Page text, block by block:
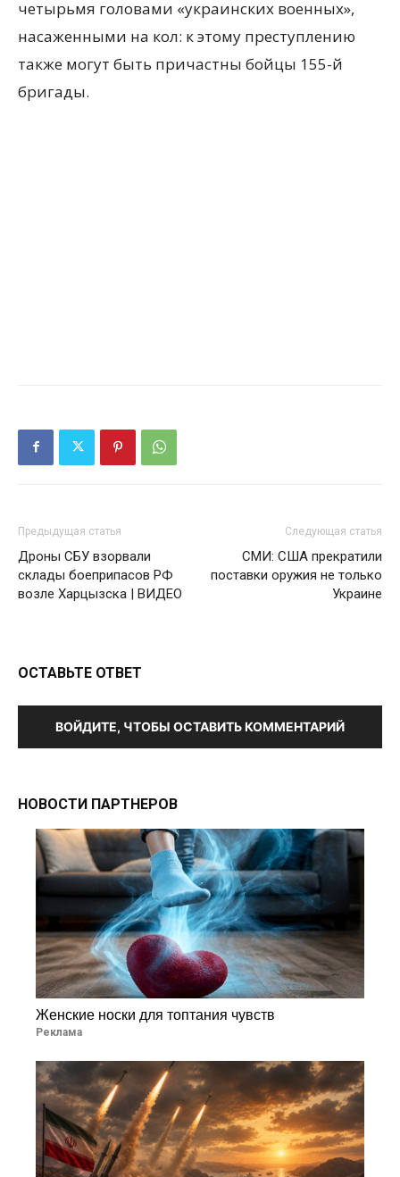
четырьмя головами «украинских военных»,
насаженными на кол: к этому преступлению
также могут быть причастны бойцы 155-й
бригады.
Предыдущая статья
Дроны СБУ взорвали
склады боеприпасов РФ
возле Харцызска | ВИДЕО
Следующая статья
СМИ: США прекратили
поставки оружия не только
Украине
ОСТАВЬТЕ ОТВЕТ
ВОЙДИТЕ, ЧТОБЫ ОСТАВИТЬ КОММЕНТАРИЙ
НОВОСТИ ПАРТНЕРОВ
Женские носки для топтания чувств
Реклама